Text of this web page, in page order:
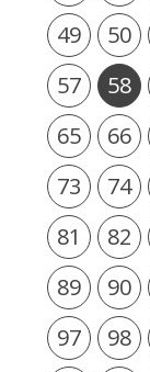
49
50
57
58
65
66
73
74
81
82
89
90
97
98